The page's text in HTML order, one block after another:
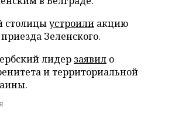
столицыустроили акцию
Зеленского.
лидер заявил о
и территориальной